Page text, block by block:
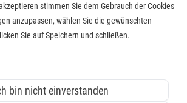
offene Stellen bei einem der größten
und Sozialwesen in Vollzeit,
als Minijob, Trainee oder FSJ!
stimmen Sie dem Gebrauch der Cookies
anzupassen, wählen Sie die gewünschten
Sie auf Speichern und schließen.
bin nicht einverstanden